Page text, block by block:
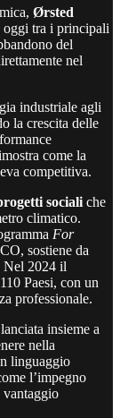
Ørsted
oggi tra i principali
del
nel
industriale agli
la crescita delle
come la
competitiva.
sociali che
climatico.
For
sostiene da
Nel 2024 il
Paesi, con un
professionale.
lanciata insieme a
nella
linguaggio
l’impegno
vantaggio